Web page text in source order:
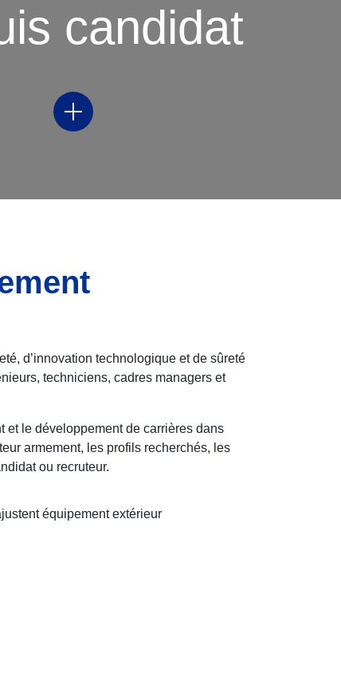
candidat
d’innovation technologique et de sûreté
techniciens, cadres managers et
et le développement de carrières dans
armement, les profils recherchés, les
ou recruteur.